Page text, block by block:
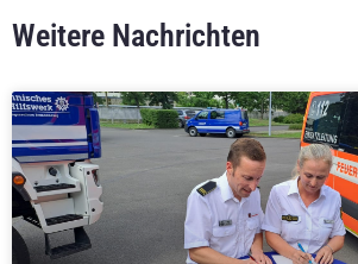
Weitere Nachrichten